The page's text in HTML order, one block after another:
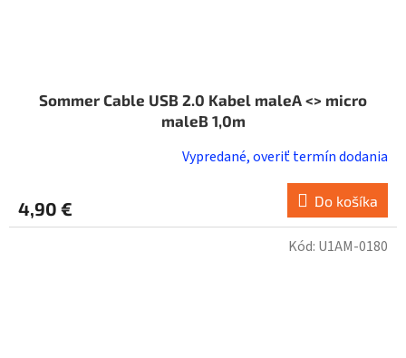
Sommer Cable USB 2.0 Kabel maleA <> micro
maleB 1,0m
Vypredané, overiť termín dodania
4,90 € Do košíka
Kód: U1AM-0180